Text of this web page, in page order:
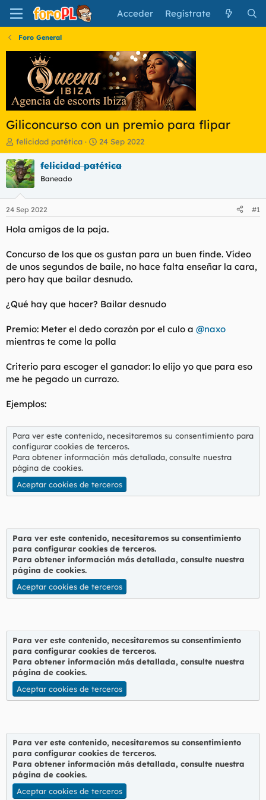
Acceder Regístrate
Foro General
Giliconcurso con un premio para flipar
I
n
i
c
i
a
d
o
r
l
t
e
a
felicidad patética
F
e
c
i
n
i
i
o
24 Sep 2022
felicidad patética
Baneado
24 Sep 2022 #1
Hola amigos de la paja.
Concurso de los que os gustan para un buen finde. Vídeo
de unos segundos de baile, no hace falta enseñar la cara,
pero hay que bailar desnudo.
¿Qué hay que hacer? Bailar desnudo
Premio: Meter el dedo corazón por el culo a @naxo
mientras te come la polla
Criterio para escoger el ganador: lo elijo yo que para eso
me he pegado un currazo.
Ejemplos:
Para ver este contenido, necesitaremos su consentimiento para
configurar cookies de terceros.
Para obtener información más detallada, consulte nuestra
página de cookies.
Aceptar cookies de terceros
Para ver este contenido, necesitaremos su consentimiento
para configurar cookies de terceros.
Para obtener información más detallada, consulte nuestra
página de cookies.
Aceptar cookies de terceros
Para ver este contenido, necesitaremos su consentimiento
para configurar cookies de terceros.
Para obtener información más detallada, consulte nuestra
página de cookies.
Aceptar cookies de terceros
Para ver este contenido, necesitaremos su consentimiento
para configurar cookies de terceros.
Para obtener información más detallada, consulte nuestra
página de cookies.
Aceptar cookies de terceros